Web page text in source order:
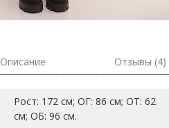
Описание Отзывы (4)
Рост: 172 см; ОГ: 86 см; ОТ: 62
см; ОБ: 96 см.